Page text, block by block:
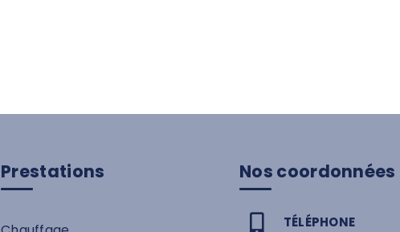
Prestations Nos coordonnées
TÉLÉPHONE